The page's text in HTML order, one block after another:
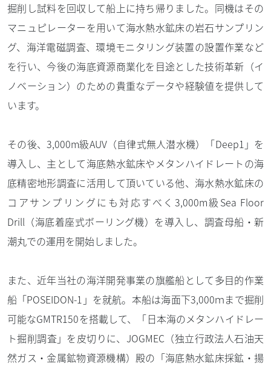
掘削し試料を回収して船上に持ち帰りました。同機はその
マニュピレーターを用いて海水熱水鉱床の岩石サンプリン
グ、海洋電磁調査、環境モニタリング装置の設置作業など
を行い、今後の海底資源商業化を目途とした技術革新（イ
ノベーション）のための貴重なデータや経験値を提供して
います。
その後、3,000m級AUV（自律式無人潜水機）「Deep1」を
導入し、主として海底熱水鉱床やメタンハイドレートの海
底精密地形調査に活用して頂いている他、海水熱水鉱床の
コアサンプリングにも対応すべく3,000m級Sea Floor
Drill（海底着座式ボーリング機）を導入し、調査母船・新
潮丸での運用を開始しました。
また、近年当社の海洋開発事業の旗艦船として多目的作業
船「POSEIDON-1」を就航。本船は海面下3,000ｍまで掘削
可能なGMTR150を搭載して、「日本海のメタンハイドレー
ト掘削調査」を皮切りに、JOGMEC（独立行政法人石油天
然ガス・金属鉱物資源機構）殿の「海底熱水鉱床採鉱・揚